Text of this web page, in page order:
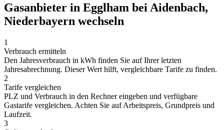
Gasanbieter in Egglham bei Aidenbach,
Niederbayern wechseln
1
Verbrauch ermitteln
Den Jahresverbrauch in kWh finden Sie auf Ihrer letzten
Jahresabrechnung. Dieser Wert hilft, vergleichbare Tarife zu finden.
2
Tarife vergleichen
PLZ und Verbrauch in den Rechner eingeben und verfügbare
Gastarife vergleichen. Achten Sie auf Arbeitspreis, Grundpreis und
Laufzeit.
3